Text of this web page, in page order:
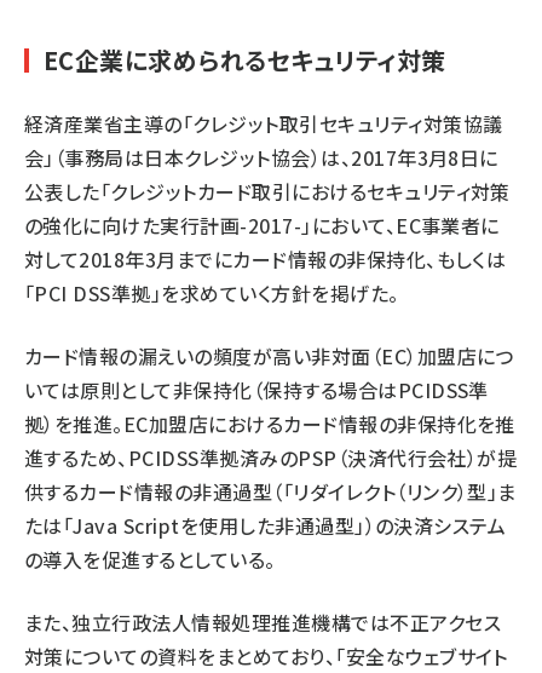
EC企業に求められるセキュリティ対策
経済産業省主導の「クレジット取引セキュリティ対策協議
会」（事務局は日本クレジット協会）は、2017年3月8日に
公表した「クレジットカード取引におけるセキュリティ対策
の強化に向けた実行計画-2017-」において、EC事業者に
対して2018年3月までにカード情報の非保持化、もしくは
「PCI DSS準拠」を求めていく方針を掲げた。
カード情報の漏えいの頻度が高い非対面（EC）加盟店につ
いては原則として非保持化（保持する場合はPCIDSS準
拠）を推進。EC加盟店におけるカード情報の非保持化を推
進するため、PCIDSS準拠済みのPSP（決済代行会社）が提
供するカード情報の非通過型（「リダイレクト（リンク）型」ま
たは「Java Scriptを使用した非通過型」）の決済システム
の導入を促進するとしている。
また、独立行政法人情報処理推進機構では不正アクセス
対策についての資料をまとめており、「安全なウェブサイト